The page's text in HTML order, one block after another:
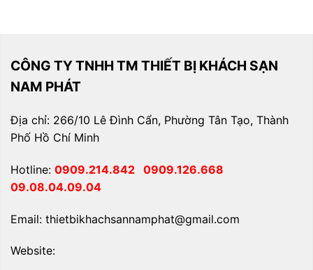
CÔNG TY TNHH TM THIẾT BỊ KHÁCH SẠN
NAM PHÁT
Địa chỉ: 266/10 Lê Đình Cẩn, Phường Tân Tạo, Thành
Phố Hồ Chí Minh
Hotline: 0909.214.842 0909.126.668
09.08.04.09.04
Email: thietbikhachsannamphat@gmail.com
Website: